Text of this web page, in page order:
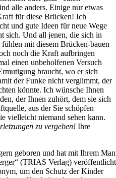
alle anders. Einige nur etwas
für diese Brücken! Ich
und gute Ideen für neue Wege
sich. Und all jenen, die sich in
mit diesem Brücken-bauen
noch die Kraft aufbringen
einen unbeholfenen Versuch
braucht, wo er sich
der Funke nicht verglimmt, der
könnte. Ich wünsche Ihnen
der Ihnen zuhört, dem sie sich
aus der Sie schöpfen
vielleicht niemand sehen kann.
zu vergeben! Ihre
geboren und hat mit Ihrem
(TRIAS Verlag)
um den Schutz der Kinder